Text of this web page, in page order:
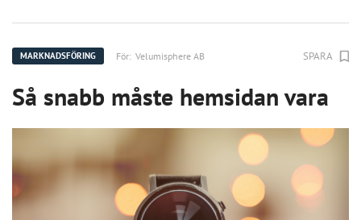
MARKNADSFÖRING För: Velumisphere AB SPARA
Så snabb måste hemsidan vara